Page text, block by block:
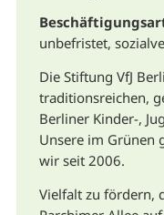
unbefristet,
Die Stiftung VfJ
traditionsreichen,
Berliner Kinder-,
Unsere im Grünen
wir seit 2006.
Vielfalt zu fördern,